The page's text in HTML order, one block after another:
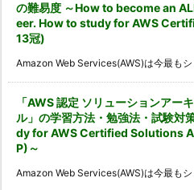
の難易度 ～How to become an
eer. How to study for AWS
13冠)
Amazon Web Services(AWS)は今最も
「AWS 認定 ソリューションアー
ル」の学習方法・勉強法・試験対
dy for AWS Certified Solutions
P)～
Amazon Web Services(AWS)は今最も